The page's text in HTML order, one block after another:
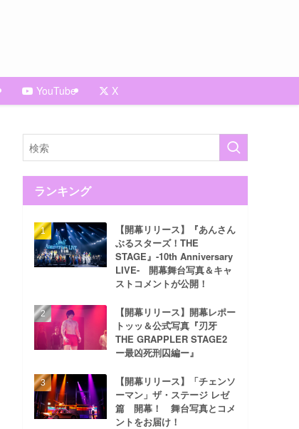
YouTube X
ランキング
【開幕リリース】『あんさん
ぶるスターズ！THE
STAGE』-10th Anniversary
LIVE- 開幕舞台写真＆キャ
ストコメントが公開！
【開幕リリース】開幕レポー
トッッ＆公式写真『刃牙
THE GRAPPLER STAGE2
ー最凶死刑囚編ー』
【開幕リリース】「チェンソ
ーマン」ザ・ステージ レゼ
篇 開幕！ 舞台写真とコメ
ントをお届け！